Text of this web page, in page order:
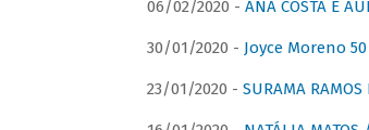
06/02/2020 - ANA COSTA E
30/01/2020 - Joyce Moreno 50
23/01/2020 - SURAMA